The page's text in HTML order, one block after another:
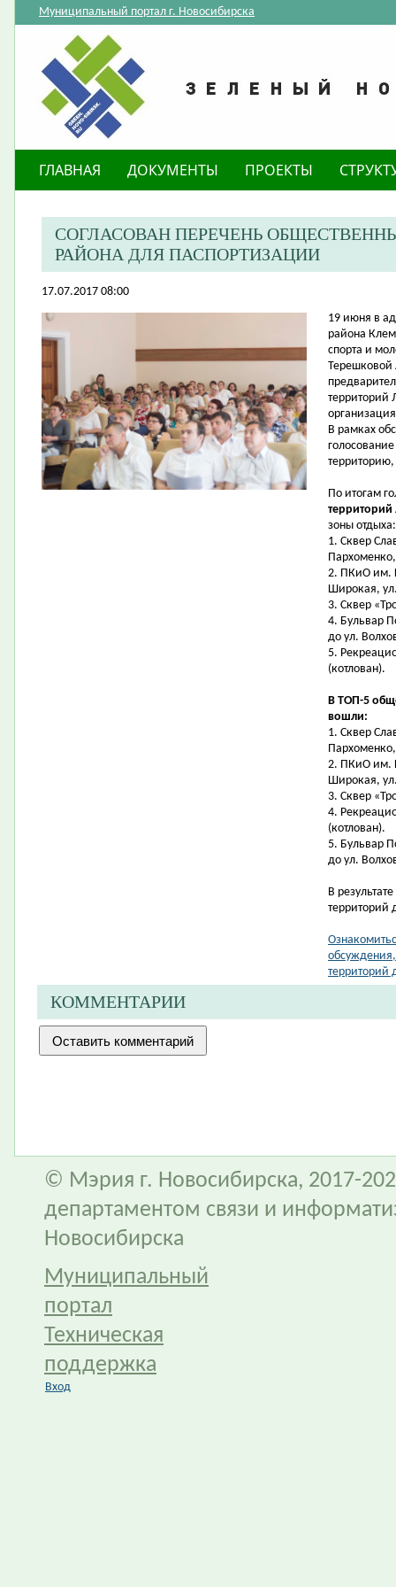
Муниципальный портал г. Новосибирска
ГЛАВНАЯ ДОКУМЕНТЫ ПРОЕКТЫ
СОГЛАСОВАН ПЕРЕЧЕНЬ
РАЙОНА ДЛЯ ПАСПОРТИЗАЦИИ
17.07.2017 08:00
​19 июня в
района
спорта и
Терешковой
территорий
В рамках
По итогам
зоны отдыха:
1. Сквер
2. ПКиО им.
Широкая,
3. Сквер
4. Бульвар
до ул.
5.
(котлован).
В ТОП-5
вошли:
1. Сквер
2. ПКиО им.
Широкая,
3. Сквер
4.
(котлован).
5. Бульвар
до ул.
В
территорий
обсуждения,
территорий
КОММЕНТАРИИ
© Мэрия г. Новосибирска, 2017-
департаментом связи и
Новосибирска
Муниципальный
портал
Техническая
поддержка
Вход